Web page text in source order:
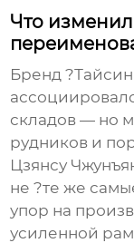
Что
Бренд
складов — но
рудников и
Цзянсу
не ?те же
упор на
усиленной